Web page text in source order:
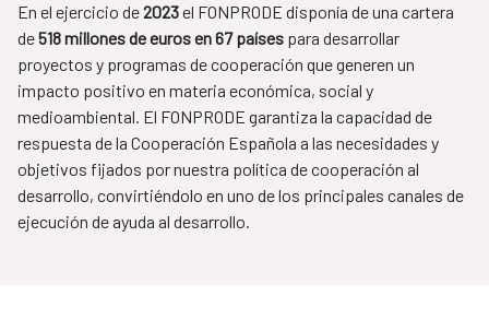
En el ejercicio de2023el FONPRODE disponía de una cartera
de518 millones de euros en 67 países para desarrollar
proyectos y programas de cooperación que generen un
impacto positivo en materia económica, social y
medioambiental. El FONPRODE garantiza la capacidad de
respuesta de la Cooperación Española a las necesidades y
objetivos fijados por nuestra política de cooperación al
desarrollo, convirtiéndolo en uno de los principales canales de
ejecución de ayuda al desarrollo.